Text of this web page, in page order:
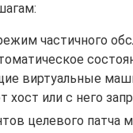
частичного
виртуальные
хост или с него
целевого патча